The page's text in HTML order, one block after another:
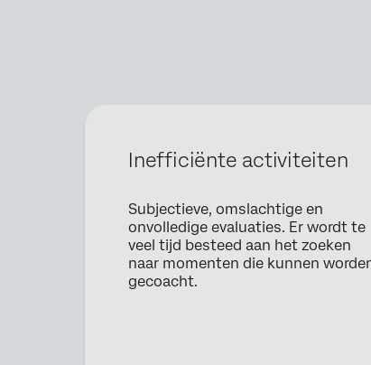
Inefficiënte activiteiten
Subjectieve, omslachtige en
onvolledige evaluaties. Er wordt te
veel tijd besteed aan het zoeken
naar momenten die kunnen
gecoacht.